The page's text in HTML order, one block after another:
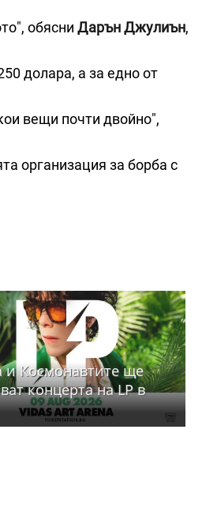
обясни Дарън Джулиън,
долара, а за едно от
вещи почти двойно",
организация за борба с
и Космонавтите ще
концерта на LP в